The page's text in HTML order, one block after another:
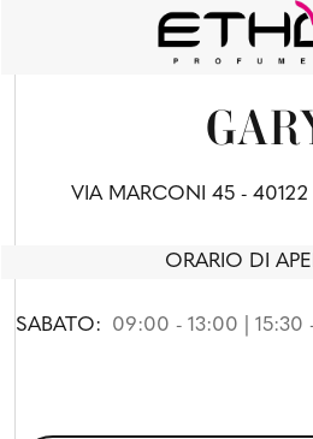
VIA MARCONI 45 -
ORARIO DI
SABATO:
09:00 - 13:00 | 15:30